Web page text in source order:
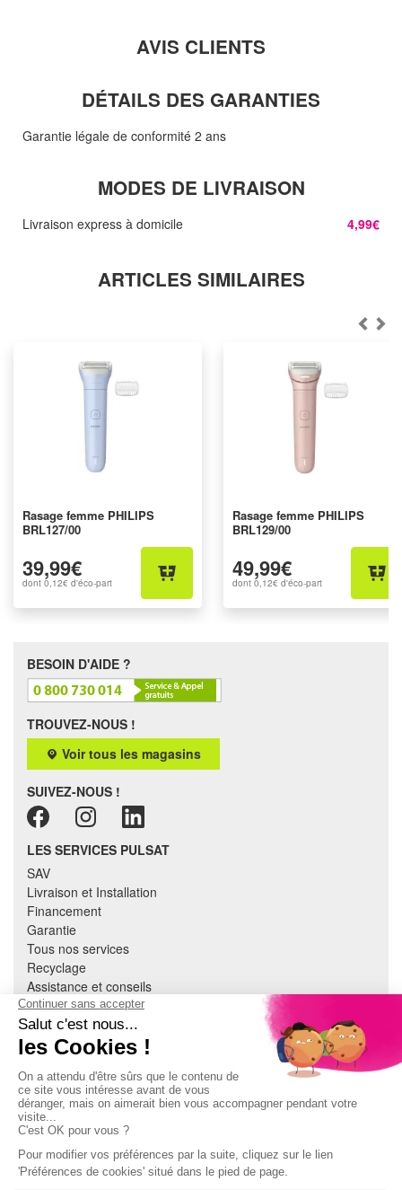
AVIS CLIENTS
DÉTAILS DES GARANTIES
Garantie légale de conformité 2 ans
MODES DE LIVRAISON
Livraison express à domicile 4,99€
ARTICLES SIMILAIRES
Rasage femme PHILIPS
BRL127/00
39,99€
dont 0,12€ d'éco-part
Rasage femme PHILIPS
BRL129/00
49,99€
dont 0,12€ d'éco-part
BESOIN D'AIDE ?
TROUVEZ-NOUS !
Voir tous les magasins
SUIVEZ-NOUS !
LES SERVICES PULSAT
SAV
Livraison et Installation
Financement
Garantie
Tous nos services
Recyclage
Assistance et conseils
Cuisine équipée
Literie
Nous contacter
À PROPOS
CGV
Mentions légales
Données personnelles
Devenir adhérent